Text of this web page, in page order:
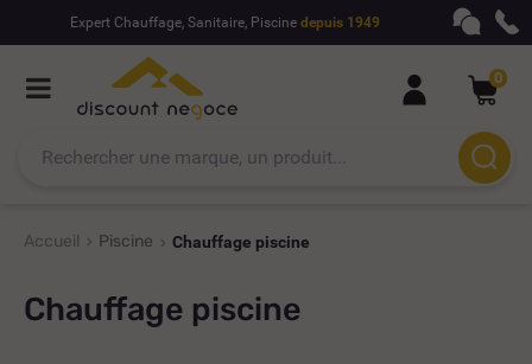
Expert Chauffage, Sanitaire, Piscine depuis 1949
0
Accueil Piscine Chauffage piscine
Chauffage piscine